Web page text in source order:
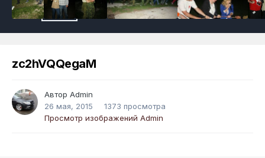
zc2hVQQegaM
Автор Admin
26 мая, 2015
1373 просмотра
Просмотр изображений Admin